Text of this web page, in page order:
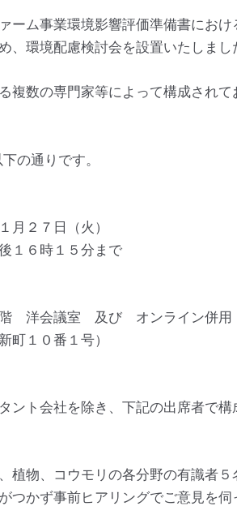
ーム事業環境影響評価準備書にお
、環境配慮検討会を設置いたしまし
複数の専門家等によって構成され
の通りです。
月２７日（火）
１６時１５分まで
洋会議室 及び オンライン併用
町１０番１号）
ント会社を除き、下記の出席者で構
植物、コウモリの各分野の有識者
つかず事前ヒアリングでご意見を伺